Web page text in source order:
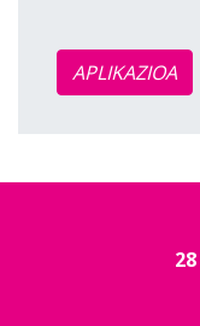
APLIKAZIOA